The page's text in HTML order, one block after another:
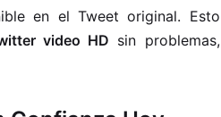
en el Tweet original. Esto
video HD sin problemas,